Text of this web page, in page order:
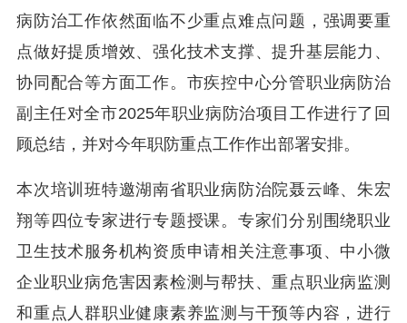
病防治工作依然面临不少重点难点问题，强调要重
点做好提质增效、强化技术支撑、提升基层能力、
协同配合等方面工作。市疾控中心分管职业病防治
副主任对全市2025年职业病防治项目工作进行了回
顾总结，并对今年职防重点工作作出部署安排。
本次培训班特邀湖南省职业病防治院聂云峰、朱宏
翔等四位专家进行专题授课。专家们分别围绕职业
卫生技术服务机构资质申请相关注意事项、中小微
企业职业病危害因素检测与帮扶、重点职业病监测
和重点人群职业健康素养监测与干预等内容，进行